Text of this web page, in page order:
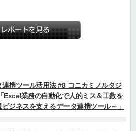
携ツール活用法 #8 コニカミノルタジ
Excel業務の自動化で人的ミス＆工数を
ジネスを支えるデータ連携ツール～」